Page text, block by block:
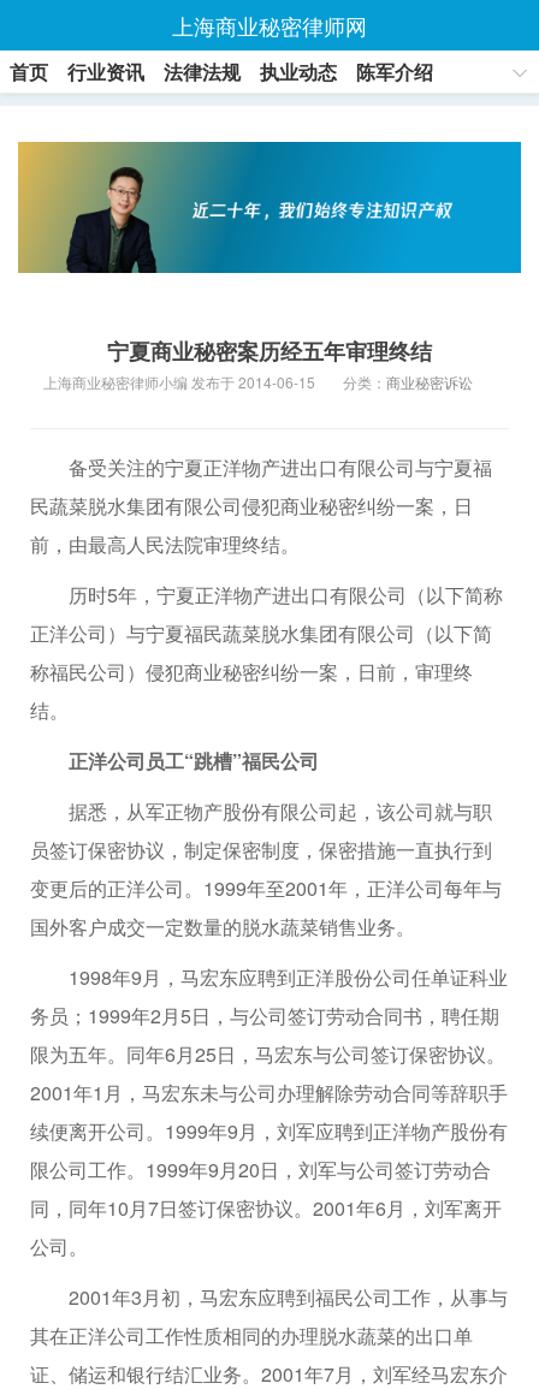
上海商业秘密律师网
首页 行业资讯 法律法规 执业动态
陈军介绍
宁夏商业秘密案历经五年审理终结
上海商业秘密律师小编 发布于 2014-06-15 分类： 商业秘密诉讼
备受关注的宁夏正洋物产进出口有限公司与宁夏福
民蔬菜脱水集团有限公司侵犯商业秘密纠纷一案，日
前，由最高人民法院审理终结。
历时5年，宁夏正洋物产进出口有限公司（以下简称
正洋公司）与宁夏福民蔬菜脱水集团有限公司（以下简
称福民公司）侵犯商业秘密纠纷一案，日前，审理终
结。
正洋公司员工“跳槽”福民公司
据悉，从军正物产股份有限公司起，该公司就与职
员签订保密协议，制定保密制度，保密措施一直执行到
变更后的正洋公司。1999年至2001年，正洋公司每年与
国外客户成交一定数量的脱水蔬菜销售业务。
1998年9月，马宏东应聘到正洋股份公司任单证科业
务员；1999年2月5日，与公司签订劳动合同书，聘任期
限为五年。同年6月25日，马宏东与公司签订保密协议。
2001年1月，马宏东未与公司办理解除劳动合同等辞职手
续便离开公司。1999年9月，刘军应聘到正洋物产股份有
限公司工作。1999年9月20日，刘军与公司签订劳动合
同，同年10月7日签订保密协议。2001年6月，刘军离开
公司。
2001年3月初，马宏东应聘到福民公司工作，从事与
其在正洋公司工作性质相同的办理脱水蔬菜的出口单
证、储运和银行结汇业务。2001年7月，刘军经马宏东介